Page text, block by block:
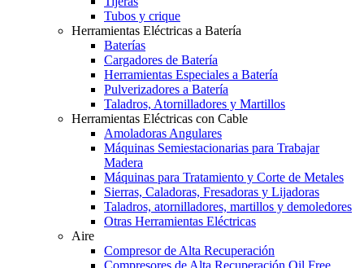
Tubos y crique
Herramientas Eléctricas a Batería
Baterías
Cargadores de Batería
Herramientas Especiales a Batería
Pulverizadores a Batería
Taladros, Atornilladores y Martillos
Herramientas Eléctricas con Cable
Amoladoras Angulares
Máquinas Semiestacionarias para Trabajar
Madera
Máquinas para Tratamiento y Corte de Metales
Sierras, Caladoras, Fresadoras y Lijadoras
Taladros, atornilladores, martillos y demoledores
Otras Herramientas Eléctricas
Aire
Compresor de Alta Recuperación
Compresores de Alta Recuperación Oil Free